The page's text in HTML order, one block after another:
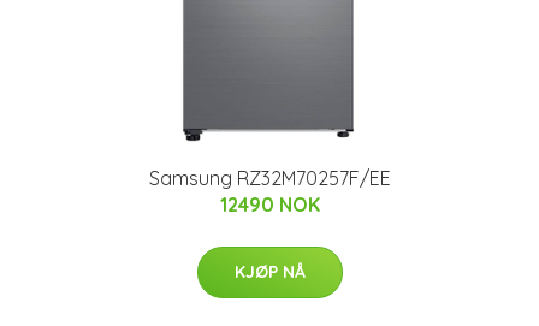
Samsung RZ32M70257F/EE
12490 NOK
KJØP NÅ